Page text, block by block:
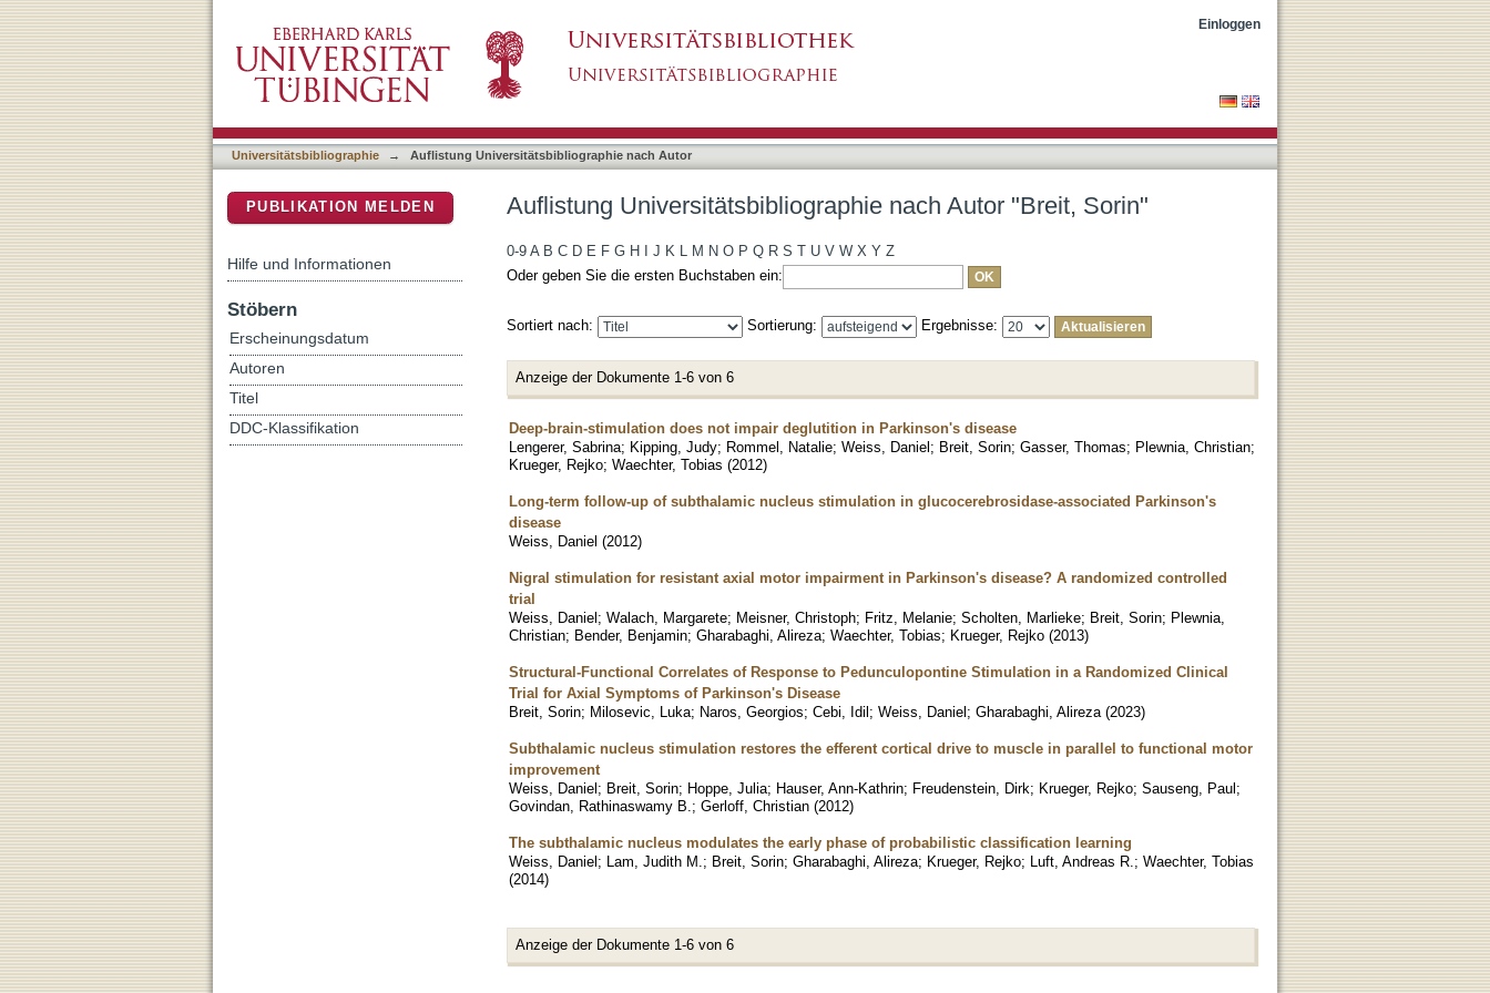
Einloggen
Universitätsbibliographie → Auflistung Universitätsbibliographie nach Autor
Auflistung Universitätsbibliographie nach Autor "Breit, Sorin"
0-9 A B C D E F G H J K L M N O P Q R S T U V W X Y Z
Oder geben Sie die ersten Buchstaben ein:
Sortiert nach: Sortierung: Ergebnisse:
Anzeige der Dokumente 1-6 von 6
Deep-brain-stimulation does not impair deglutition in Parkinson's disease
Lengerer, Sabrina; Kipping, Judy; Rommel, Natalie; Weiss, Daniel; Breit, Sorin; Gasser, Thomas; Plewnia, Christian;
Krueger, Rejko; Waechter, Tobias (2012)
Long-term follow-up of subthalamic nucleus stimulation in glucocerebrosidase-associated Parkinson's
disease
Weiss, Daniel (2012)
Nigral stimulation for resistant axial motor impairment in Parkinson's disease? A randomized controlled
trial
Weiss, Daniel; Walach, Margarete; Meisner, Christoph; Fritz, Melanie; Scholten, Marlieke; Breit, Sorin; Plewnia,
Christian; Bender, Benjamin; Gharabaghi, Alireza; Waechter, Tobias; Krueger, Rejko (2013)
Structural-Functional Correlates of Response to Pedunculopontine Stimulation in a Randomized Clinical
Trial for Axial Symptoms of Parkinson's Disease
Breit, Sorin; Milosevic, Luka; Naros, Georgios; Cebi, Idil; Weiss, Daniel; Gharabaghi, Alireza (2023)
Subthalamic nucleus stimulation restores the efferent cortical drive to muscle in parallel to functional motor
improvement
Weiss, Daniel; Breit, Sorin; Hoppe, Julia; Hauser, Ann-Kathrin; Freudenstein, Dirk; Krueger, Rejko; Sauseng, Paul;
Govindan, Rathinaswamy B. ; Gerloff, Christian (2012)
The subthalamic nucleus modulates the early phase of probabilistic classification learning
Weiss, Daniel; Lam, Judith M. ; Breit, Sorin; Gharabaghi, Alireza; Krueger, Rejko; Luft, Andreas R. ; Waechter, Tobias
(2014)
Anzeige der Dokumente 1-6 von 6
PUBLIKATION MELDEN
Hilfe und Informationen
Stöbern
Erscheinungsdatum
Autoren
Titel
DDC-Klassifikation